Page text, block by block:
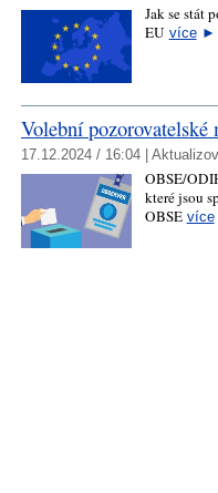
Jak se stát
EU více►
Volební pozorovatelské
17.12.2024 / 16:04 |
OBSE/
které jsou
OBSE více